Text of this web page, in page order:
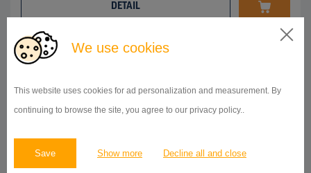
We use cookies
This website uses cookies for ad personalization and measurement. By
continuing to browse the site, you agree to our privacy policy..
Save Show more Decline all and close
DETAIL
OSTATNÉ